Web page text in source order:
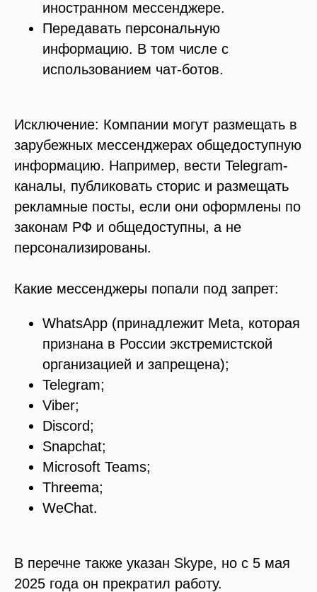
иностранном мессенджере.
Передавать персональную
информацию. В том числе с
использованием чат-ботов.
Исключение: Компании могут размещать в
зарубежных мессенджерах общедоступную
информацию. Например, вести Telegram-
каналы, публиковать сторис и размещать
рекламные посты, если они оформлены по
законам РФ и общедоступны, а не
персонализированы.
Какие мессенджеры попали под запрет:
WhatsApp (принадлежит Meta, которая
признана в России экстремистской
организацией и запрещена);
Telegram;
Viber;
Discord;
Snapchat;
Microsoft Teams;
Threema;
WeChat.
В перечне также указан Skype, но с 5 мая
2025 года он прекратил работу.